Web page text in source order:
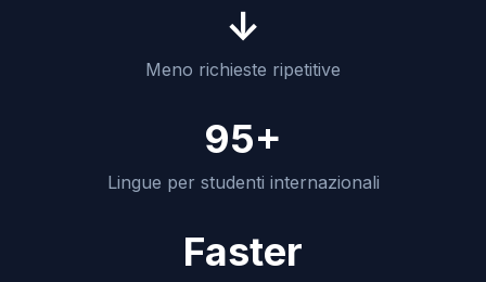
↓
Meno richieste ripetitive
95+
Lingue per studenti internazionali
Faster